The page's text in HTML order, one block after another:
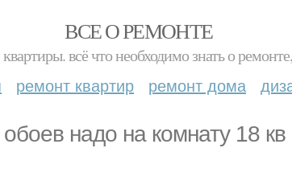
ВСЕ О РЕМОНТЕ
всё что необходимо знать о
ремонт квартир ремонт дома
надо на комнату 18